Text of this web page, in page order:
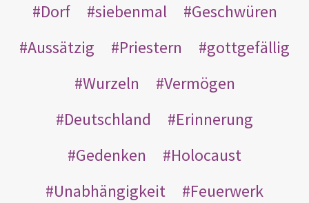
Dorf
siebenmal
Geschwüren
Aussätzig
Priestern
gottgefällig
Wurzeln
Vermögen
Deutschland
Erinnerung
Gedenken
Holocaust
Unabhängigkeit
Feuerwerk